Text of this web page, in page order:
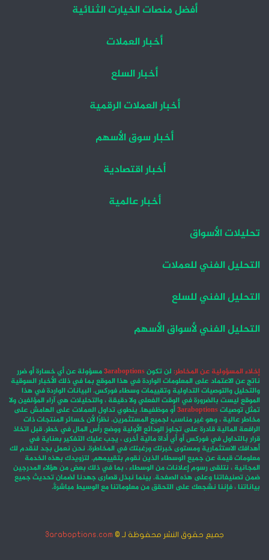
أفضل منصات الخيارت الثنائية
أخبار العملات
أخبار السلع
أخبار العملات الرقمية
أخبار سوق الأسهم
أخبار اقتصادية
أخبار عالمية
تحليلات الأسواق
التحليل الفني للعملات
التحليل الفني للسلع
التحليل الفني لأسواق الأسهم
إخلاء المسؤولية عن المخاطر: لن تكون3araboptionsمسؤولة عن أي خسارة أو ضرر
ناتج عن الاعتماد على المعلومات الواردة في هذا الموقع بما في ذلك الأخبار السوقية
والتحليل والتوصيات التداولية وتقييمات وسطاء فوركس. البيانات الواردة في هذا
الموقع ليست بالضرورة في الوقت الفعلي ولا دقيقة ، والتحليلات هي آراء المؤلفين ولا
تمثل توصيات3araboptionsأو موظفيها. ينطوي تداول العملات على الهامش على
مخاطر عالية ، وهو غير مناسب لجميع المستثمرين. نظرًا لأن خسائر المنتجات ذات
الرافعة المالية قادرة على تجاوز الودائع الأولية ووضع رأس المال في خطر. قبل اتخاذ
قرار بالتداول في فوركس أو أي أداة مالية أخرى ، يجب عليك التفكير بعناية في
أهدافك الاستثمارية ومستوى خبرتك ورغبتك في المخاطرة. نحن نعمل بجد لنقدم لك
معلومات قيمة عن جميع الوسطاء الذين نقوم بتقييمهم. لتزويدك بهذه الخدمة
المجانية ، نتلقى رسوم إعلانات من الوسطاء ، بما في ذلك بعض من هؤلاء المدرجين
ضمن تصنيفاتنا وعلى هذه الصفحة. بينما نبذل قصارى جهدنا لضمان تحديث جميع
بياناتنا ، فإننا نشجعك على التحقق من معلوماتنا مع الوسيط مباشرةً.
جميع حقوق النشر محفوظة لـ © 3araboptions.com